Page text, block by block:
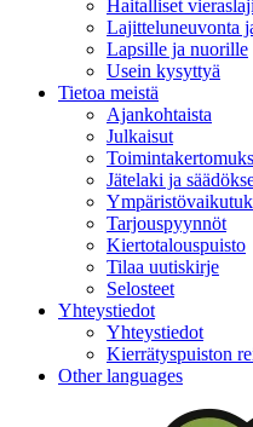
Haitalliset
Lajitteluneuvonta
Lapsille ja nuorille
Usein kysyttyä
Tietoa meistä
Ajankohtaista
Julkaisut
Jätelaki ja
Tarjouspyynnöt
Kiertotalouspuisto
Tilaa uutiskirje
Selosteet
Yhteystiedot
Yhteystiedot
Kierrätyspuiston
Other languages